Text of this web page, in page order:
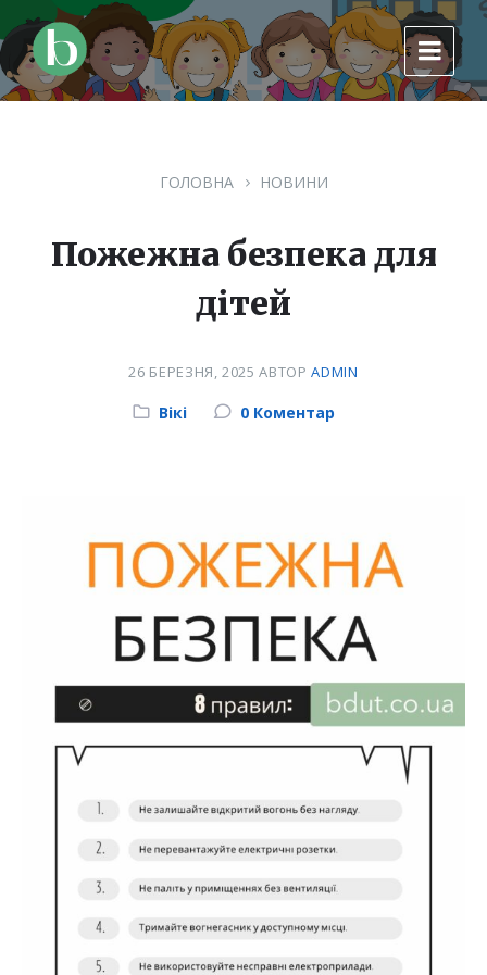
to
content
to
main
navigation
to
footer
ГОЛОВНА НОВИНИ
Пожежна безпека для
дітей
26 БЕРЕЗНЯ, 2025АВТОРADMIN
Category:
Вікі 0 Коментар